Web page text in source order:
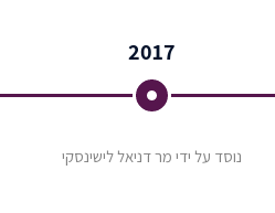
2017
נוסד על ידי מר דניאל לישינסקי